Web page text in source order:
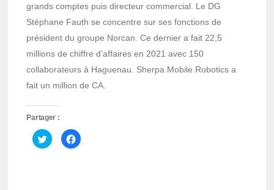
grands comptes puis directeur commercial. Le DG
Stéphane Fauth se concentre sur ses fonctions de
président du groupe Norcan. Ce dernier a fait 22,5
millions de chiffre d’affaires en 2021 avec 150
collaborateurs à Haguenau. Sherpa Mobile Robotics a
fait un million de CA.
Partager :
Cliquez
pour
partager
Cliquez
pour